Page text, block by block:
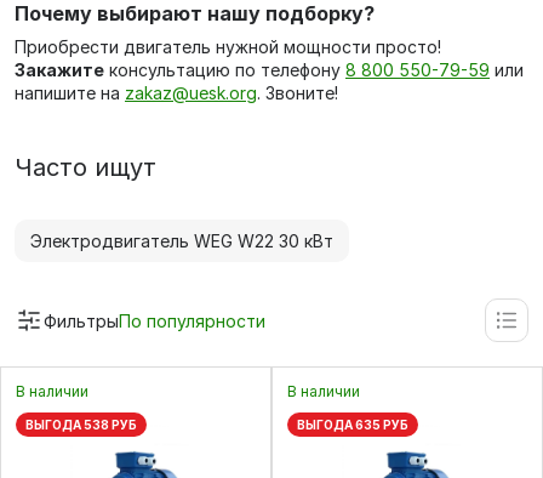
Почему выбирают нашу подборку?
Приобрести двигатель нужной мощности просто!
Закажите консультацию по телефону 8 800 550-79-59 или
напишите на zakaz@uesk.org. Звоните!
Часто ищут
Электродвигатель WEG W22 30 кВт
ФильтрыПо популярности
В наличии
ВЫГОДА 538 РУБ
В наличии
ВЫГОДА 635 РУБ